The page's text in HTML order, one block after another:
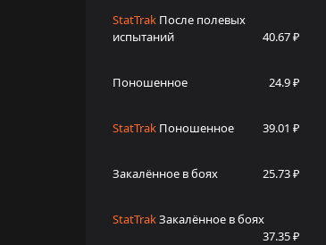
StatTrak После полевых
испытаний
40.67 ₽
Поношенное 24.9 ₽
StatTrak Поношенное 39.01 ₽
Закалённое в боях 25.73 ₽
StatTrakЗакалённое в боях
37.35 ₽